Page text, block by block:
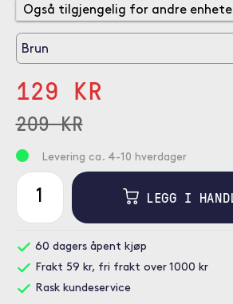
Brun
129 KR
209 KR
Levering ca. 4-10 hverdager
LEGG I
60 dagers åpent kjøp
Frakt 59 kr, fri frakt over 1000 kr
Rask kundeservice